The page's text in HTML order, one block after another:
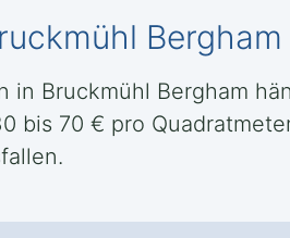
in Bruckmühl Bergham
bis 70 € pro